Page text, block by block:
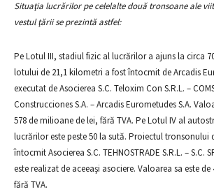
Situaţia lucrărilor pe celelalte două tronsoane ale
vestul ţării se prezintă astfel:
Pe Lotul III, stadiul fizic al lucrărilor a ajuns la circa
lotului de 21,1 kilometri a fost întocmit de Arcadis
executat de Asocierea S.C. Teloxim Con S.R.L. –
Construcciones S.A. – Arcadis Eurometudes S.A.
578 de milioane de lei, fără TVA. Pe Lotul IV al
lucrărilor este peste 50 la sută. Proiectul tronsonului
întocmit Asocierea S.C. TEHNOSTRADE S.R.L. – S.C.
este realizat de aceeaşi asociere. Valoarea sa este
fără TVA.